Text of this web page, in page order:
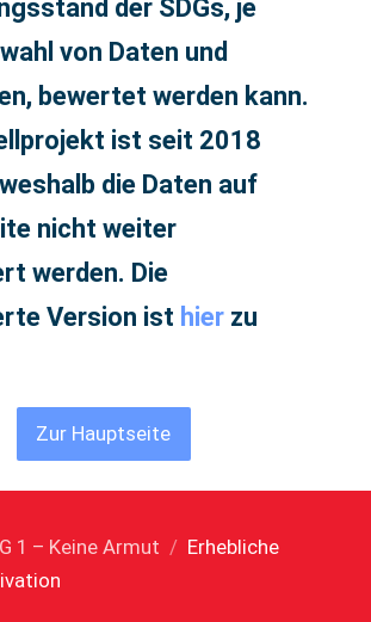
der SDGs, je
von Daten und
bewertet werden kann.
ist seit 2018
die Daten auf
nicht weiter
werden. Die
Version ist hier zu
Zur Hauptseite
1 – Keine Armut / Erhebliche